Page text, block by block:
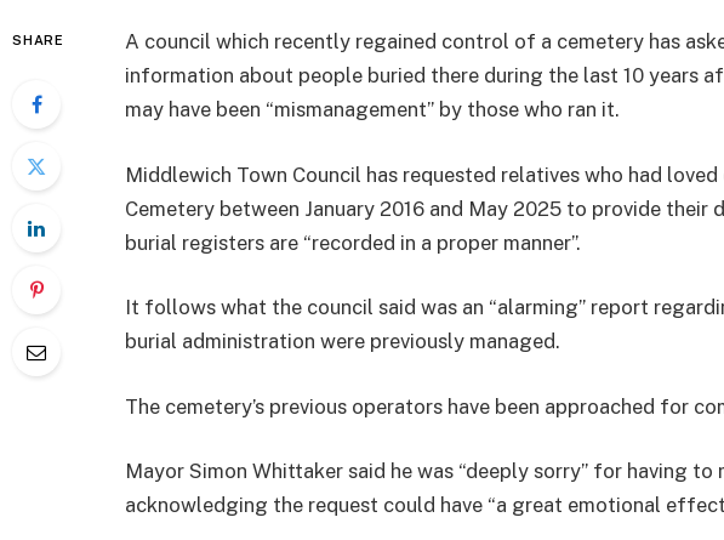
SHARE
A council which recently regained control of a cemetery has
information about people buried there during the last 10 years
may have been “mismanagement” by those who ran it.
Middlewich Town Council has requested relatives who had
Cemetery between January 2016 and May 2025 to provide their
burial registers are “recorded in a proper manner”.
It follows what the council said was an “alarming” report
burial administration were previously managed.
The cemetery’s previous operators have been approached for
Mayor Simon Whittaker said he was “deeply sorry” for having to
acknowledging the request could have “a great emotional effect